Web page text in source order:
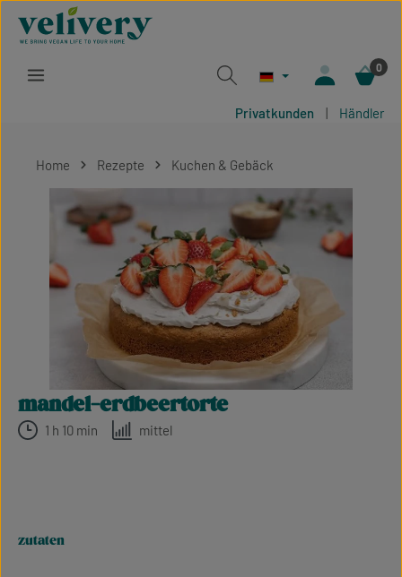
Zum Hauptinhalt springen
0
Privatkunden | Händler
Home Rezepte Kuchen & Gebäck
Bildergalerie überspringen
mandel-erdbeertorte
1 h 10 min mittel
zutaten